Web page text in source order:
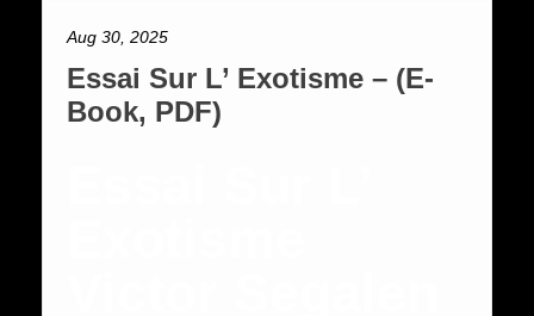
Aug 30, 2025
Essai Sur L’ Exotisme – (E-
Book, PDF)